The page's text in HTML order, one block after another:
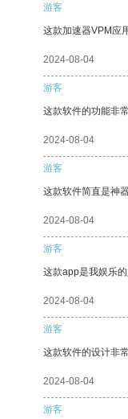
游客
这款加速器VPM应
2024-08-04
游客
这款软件的功能非
2024-08-04
游客
这款软件简直是神
2024-08-04
游客
这款app是我娱乐
2024-08-04
游客
这款软件的设计非
2024-08-04
游客